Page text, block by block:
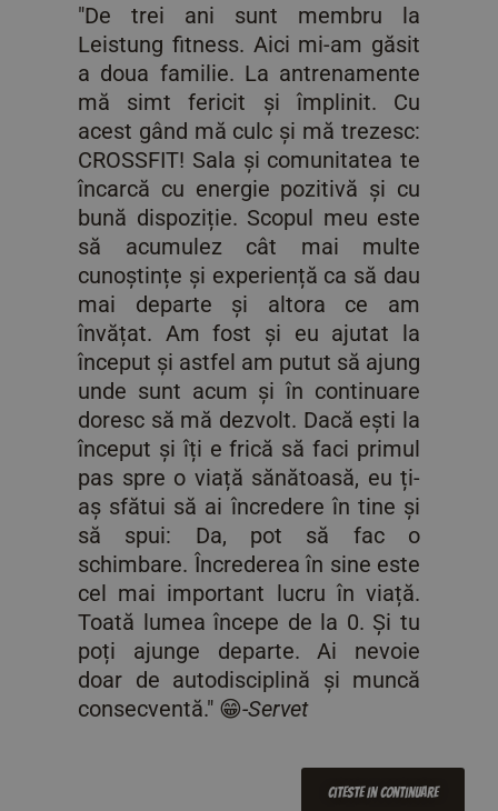
"De trei ani sunt membru la
Leistung fitness. Aici mi-am găsit
a doua familie. La antrenamente
mă simt fericit și împlinit. Cu
acest gând mă culc și mă trezesc:
CROSSFIT! Sala și comunitatea te
încarcă cu energie pozitivă și cu
bună dispoziție. Scopul meu este
să acumulez cât mai multe
cunoștințe și experiență ca să dau
mai departe și altora ce am
învățat. Am fost și eu ajutat la
început și astfel am putut să ajung
unde sunt acum și în continuare
doresc să mă dezvolt. Dacă ești la
început și îți e frică să faci primul
pas spre o viață sănătoasă, eu ți-
aș sfătui să ai încredere în tine și
să spui: Da, pot să fac o
schimbare. Încrederea în sine este
cel mai important lucru în viață.
Toată lumea începe de la 0. Și tu
poți ajunge departe. Ai nevoie
doar de autodisciplină și muncă
consecventă." 😁-Servet
Citeste In Continuare